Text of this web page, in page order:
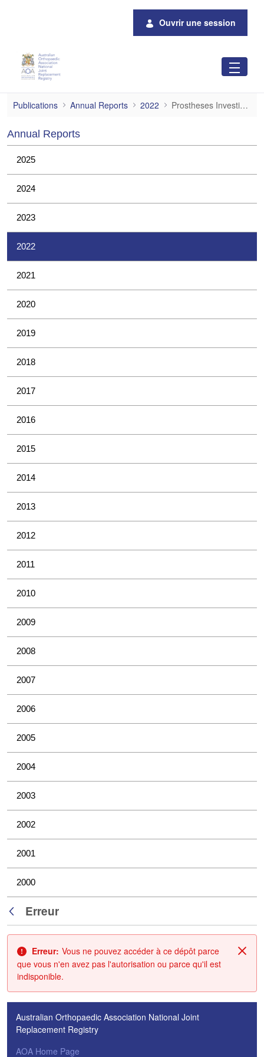
Ouvrir une session
Prostheses Investigations
Publications Annual Reports 2022 Prostheses Investigations
Annual Reports
2025
2024
2023
2022
2021
2020
2019
2018
2017
2016
2015
2014
2013
2012
2011
2010
2009
2008
2007
2006
2005
2004
2003
2002
2001
2000
Retour
Erreur
Fin
Erreur: Vous ne pouvez accéder à ce dépôt parce
que vous n'en avez pas l'autorisation ou parce qu'il est
indisponible.
Australian Orthopaedic Association National Joint
Replacement Registry
AOA Home Page